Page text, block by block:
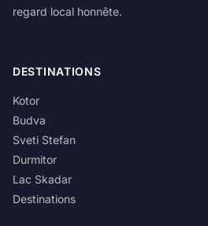
regard local honnête.
DESTINATIONS
Kotor
Budva
Sveti Stefan
Durmitor
Lac Skadar
Destinations